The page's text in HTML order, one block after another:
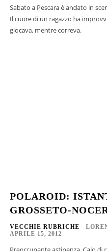
Sabato a Pescara è andato in
Il cuore di un ragazzo ha
giocava, mentre correva.
POLAROID:
GROSSETO-
VECCHIE RUBRICHE
APRILE 15, 2012